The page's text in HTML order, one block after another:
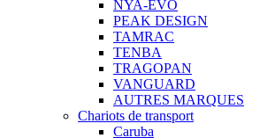
NYA-EVO
PEAK DESIGN
TAMRAC
TENBA
TRAGOPAN
VANGUARD
AUTRES MARQUES
Chariots de transport
Caruba